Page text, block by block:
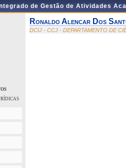
de Gestão de Atividades
Ronaldo Alencar Dos
DCIJ - CCJ - DEPARTAMENTO DE